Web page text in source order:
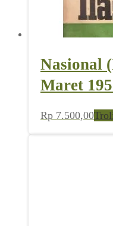
Nasional
Maret
Rp 7.500,00